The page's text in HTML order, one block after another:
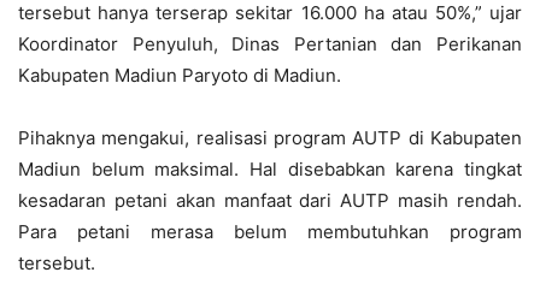
tersebut hanya terserap sekitar 16.000 ha atau 50%,” ujar
Koordinator Penyuluh, Dinas Pertanian dan Perikanan
Kabupaten Madiun Paryoto di Madiun.
Pihaknya mengakui, realisasi program AUTP di Kabupaten
Madiun belum maksimal. Hal disebabkan karena tingkat
kesadaran petani akan manfaat dari AUTP masih rendah.
Para petani merasa belum membutuhkan program
tersebut.